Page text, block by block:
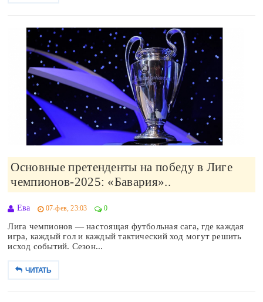
Основные претенденты на победу в Лиге
чемпионов-2025: «Бавария»..
Ева 07-фев, 23:03 0
Лига чемпионов — настоящая футбольная сага, где каждая
игра, каждый гол и каждый тактический ход могут решить
исход событий. Сезон...
ЧИТАТЬ